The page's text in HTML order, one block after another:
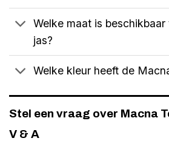
Welke maat is
jas?
Welke kleur heeft de
Stel een vraag over Macna
V & A